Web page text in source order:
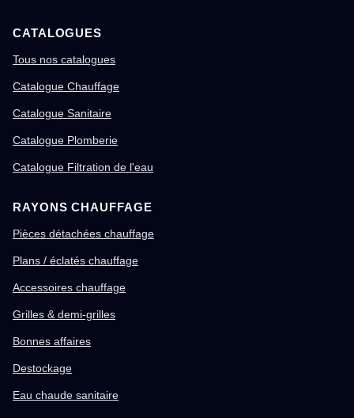
CATALOGUES
Tous nos catalogues
Catalogue Chauffage
Catalogue Sanitaire
Catalogue Plomberie
Catalogue Filtration de l'eau
RAYONS CHAUFFAGE
Pièces détachées chauffage
Plans / éclatés chauffage
Accessoires chauffage
Grilles & demi-grilles
Bonnes affaires
Destockage
Eau chaude sanitaire